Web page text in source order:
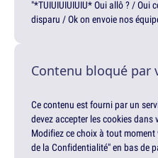
"*TUIUIUIUIUIU* Oui allô ? / Oui
disparu / Ok on envoie nos
Contenu bloqué par
Ce contenu est fourni par un
devez accepter les cookies
Modifiez ce choix à tout
de la Confidentialité" en bas de